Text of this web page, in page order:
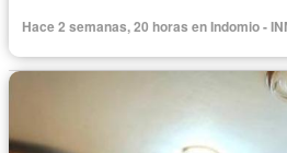
Hace 2 semanas, 20 horas en Indomio -